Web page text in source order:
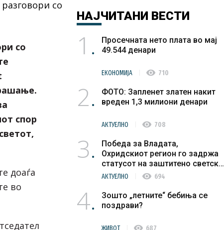
со
спор
доаѓа
во
НАЈЧИТАНИ ВЕСТИ
1
Просечната нето плата во мај
49.544 денари
ЕКОНОМИЈА visibility 710
2
ФОТО: Запленет златен накит
вреден 1,3 милиони денари
АКТУЕЛНО visibility 708
3
Победа за Владата,
Охридскиот регион го задржа
статусот на заштитено светско
културно наследство
АКТУЕЛНО visibility 694
4
Зошто „летните“ бебиња се
поздрави?
ЖИВОТ visibility 687